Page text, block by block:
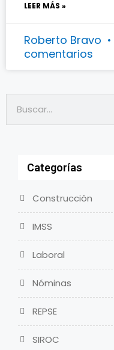
LEER MÁS »
Roberto Bravo
comentarios
Categorías
Construcción
IMSS
Laboral
Nóminas
REPSE
SIROC